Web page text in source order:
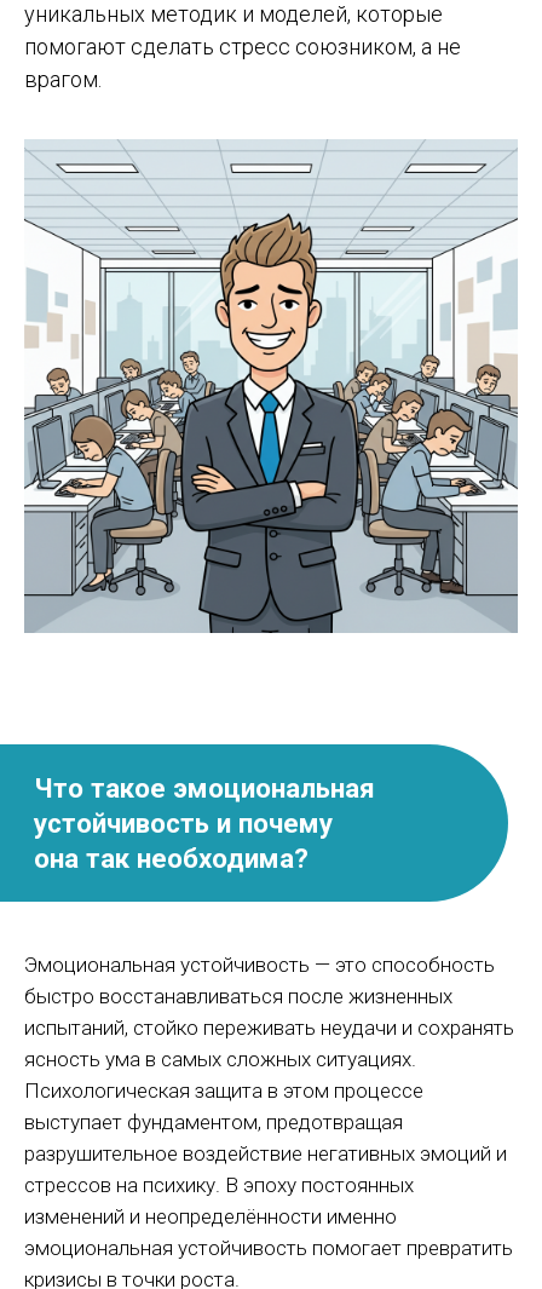
уникальных методик и моделей, которые
помогают сделать стресс союзником, а не
врагом.
Что такое эмоциональная
устойчивость и почему
она так необходима?
Эмоциональная устойчивость — это способность
быстро восстанавливаться после жизненных
испытаний, стойко переживать неудачи и сохранять
ясность ума в самых сложных ситуациях.
Психологическая защита в этом процессе
выступает фундаментом, предотвращая
разрушительное воздействие негативных эмоций и
стрессов на психику. В эпоху постоянных
изменений и неопределённости именно
эмоциональная устойчивость помогает превратить
кризисы в точки роста.
формированию
устойчивости